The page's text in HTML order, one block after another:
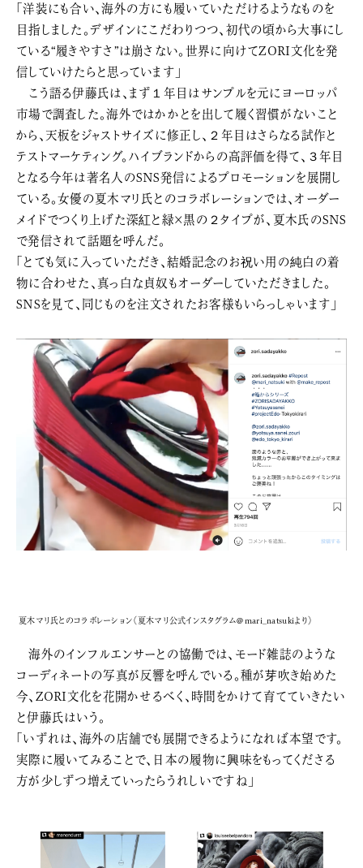
「洋装にも合い、海外の方にも履いていただけるようなものを
目指しました。デザインにこだわりつつ、初代の頃から大事にし
ている“履きやすさ”は崩さない。世界に向けてZORI文化を発
信していけたらと思っています」
こう語る伊藤氏は、まず１年目はサンプルを元にヨーロッパ
市場で調査した。海外ではかかとを出して履く習慣がないこと
から、天板をジャストサイズに修正し、２年目はさらなる試作と
テストマーケティング。ハイブランドからの高評価を得て、３年目
となる今年は著名人のSNS発信によるプロモーションを展開し
ている。女優の夏木マリ氏とのコラボレーションでは、オーダー
メイドでつくり上げた深紅と緑×黒の２タイプが、夏木氏のSNS
で発信されて話題を呼んだ。
「とても気に入っていただき、結婚記念のお祝い用の純白の着
物に合わせた、真っ白な貞奴もオーダーしていただきました。
SNSを見て、同じものを注文されたお客様もいらっしゃいます」
夏木マリ氏とのコラボレーション（夏木マリ公式インスタグラム＠mari_natsukiより）
海外のインフルエンサーとの協働では、モード雑誌のような
コーディネートの写真が反響を呼んでいる。種が芽吹き始めた
今、ZORI文化を花開かせるべく、時間をかけて育てていきたい
と伊藤氏はいう。
「いずれは、海外の店舗でも展開できるようになれば本望です。
実際に履いてみることで、日本の履物に興味をもってくださる
方が少しずつ増えていったらうれしいですね」